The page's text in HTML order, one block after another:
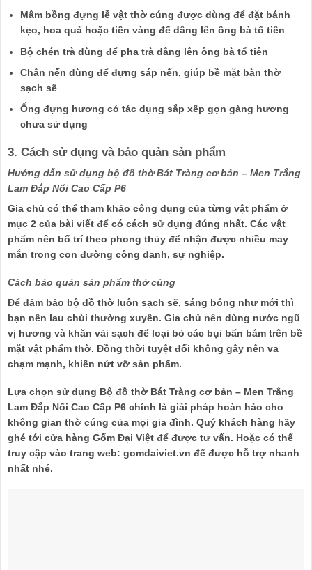
Mâm bồng đựng lễ vật thờ cúng được dùng để đặt bánh
kẹo, hoa quả hoặc tiền vàng để dâng lên ông bà tổ tiên
Bộ chén trà dùng để pha trà dâng lên ông bà tổ tiên
Chân nến dùng để đựng sáp nến, giúp bề mặt bàn thờ
sạch sẽ
Ống đựng hương có tác dụng sắp xếp gọn gàng hương
chưa sử dụng
3. Cách sử dụng và bảo quản sản phẩm
Hướng dẫn sử dụng bộ đồ thờ Bát Tràng cơ bản – Men Trắng
Lam Đắp Nổi Cao Cấp P6
Gia chủ có thể tham khảo công dụng của từng vật phẩm ở
mục 2 của bài viết để có cách sử dụng đúng nhất. Các vật
phẩm nên bố trí theo phong thủy để nhận được nhiều may
mắn trong con đường công danh, sự nghiệp.
Cách bảo quản sản phẩm thờ cúng
Để đảm bảo bộ đồ thờ luôn sạch sẽ, sáng bóng như mới thì
bạn nên lau chùi thường xuyên. Gia chủ nên dùng nước ngũ
vị hương và khăn vải sạch để loại bỏ các bụi bẩn bám trên bề
mặt vật phẩm thờ. Đồng thời tuyệt đối không gây nên va
chạm mạnh, khiến nứt vỡ sản phẩm.
Lựa chọn sử dụng Bộ đồ thờ Bát Tràng cơ bản – Men Trắng
Lam Đắp Nổi Cao Cấp P6 chính là giải pháp hoàn hảo cho
không gian thờ cúng của mọi gia đình. Quý khách hàng hãy
ghé tới cửa hàng Gốm Đại Việt để được tư vấn. Hoặc có thế
truy cập vào trang web: gomdaiviet.vn để được hỗ trợ nhanh
nhất nhé.